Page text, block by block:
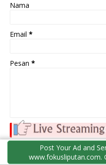
Nama
Email *
Pesan *
PEDOMAN
Post Your Ad and
www.fokusliputan.com.